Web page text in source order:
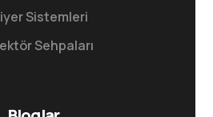
Sistemleri
Sehpaları